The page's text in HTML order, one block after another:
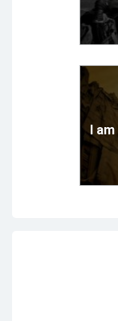
I